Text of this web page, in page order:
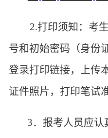
2.打印须知：考
号和初始密码（身份
登录打印链接，上传
证件照片，打印笔试
3．报考人员应